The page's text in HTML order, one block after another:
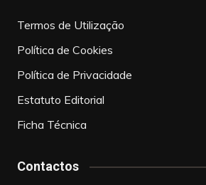
Termos de Utilização
Política de Cookies
Política de Privacidade
Estatuto Editorial
Ficha Técnica
Contactos